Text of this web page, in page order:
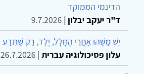
הדינמי הממוקד
ד"ר יעקב יבלון |
9.7.2026
יֵשׁ מַשֶּׁהוּ אַחֲרֵי הֶחָלָל, יֶלֶד, רַק שֶׁתֵּדַע
עלון פסיכולוגיה עברית |
26.7.2026